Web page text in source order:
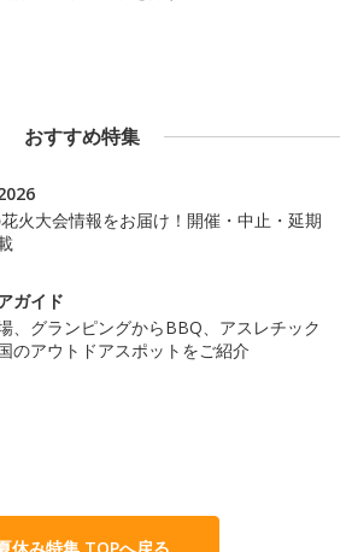
おすすめ特集
火大会情報をお届け！開催・中止・延期
ガイド
、グランピングからBBQ、アスレチック
のアウトドアスポットをご紹介
休み特集 TOPへ戻る